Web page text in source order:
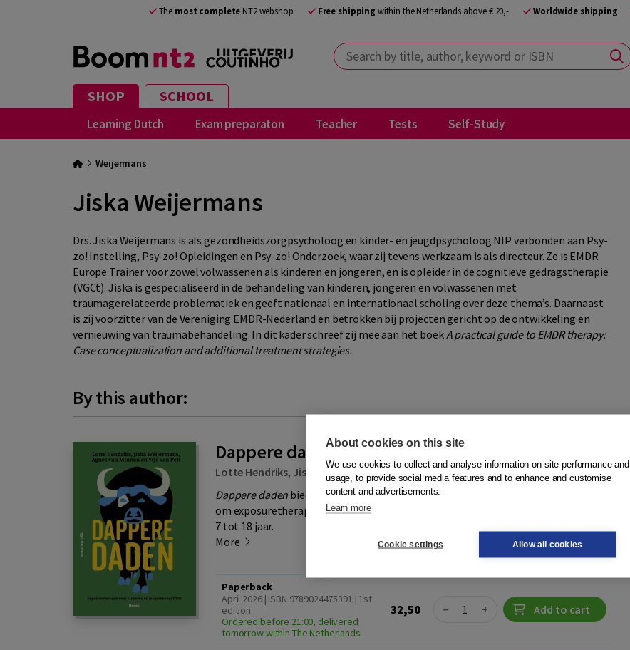
The most complete NT2 webshop Free shipping within the Netherlands above € 20,- Worldwide shipping
Search by title, author, keyword or ISBN
SHOP SCHOOL
Learning Dutch Exam preparaton Teacher Tests Self-Study
Weijermans
Jiska Weijermans
Drs. Jiska Weijermans is als gezondheidszorgpsycholoog en kinder- en jeugdpsycholoog NIP verbonden aan Psy-
zo! Instelling, Psy-zo! Opleidingen en Psy-zo! Onderzoek, waar zij tevens werkzaam is als directeur. Ze is EMDR
Europe Trainer voor zowel volwassenen als kinderen en jongeren, en is opleider in de cognitieve gedragstherapie
(VGCt). Jiska is gespecialiseerd in de behandeling van kinderen, jongeren en volwassenen met
traumagerelateerde problematiek en geeft nationaal en internationaal scholing over deze thema’s. Daarnaast
is zij voorzitter van de Vereniging EMDR-Nederland en betrokken bij projecten gericht op de ontwikkeling en
vernieuwing van traumabehandeling. In dit kader schreef zij mee aan het boekA practical guide to EMDR therapy:
Case conceptualization and additional treatment strategies.
By this author:
Dappere daden
Lotte Hendriks, Jiska Weijermans,Agnes van Minnen,Ytje van Pelt|Boom
Dappere daden biedt therapeuten het vertrouwen, de kennis en de vaardigheden
om exposuretherapie doelgericht en veilig in te zetten bij kinderen en jongeren van
7 tot 18 jaar.
More
Paperback
April 2026 | ISBN 9789024475391 | 1st
edition
Ordered before 21:00, delivered
tomorrow within The Netherlands
32,50 Quantity
− + Add to cart
About cookies on this site
We use cookies to collect and analyse information on site performance and
usage, to provide social media features and to enhance and customise
content and advertisements.
Learn more
Cookie settings Allow all cookies